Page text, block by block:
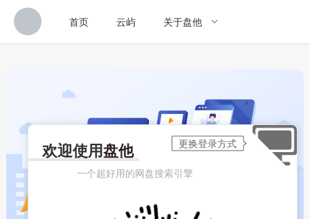
首页 云屿 关于盘他
欢迎使用盘他
一个超好用的网盘搜索引擎